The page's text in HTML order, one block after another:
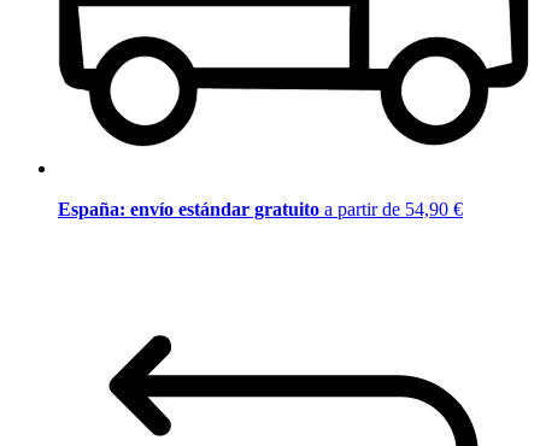
España: envío estándar gratuito a partir de 54,90 €